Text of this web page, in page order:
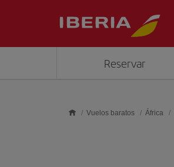
Reservar
Vuelos baratos África